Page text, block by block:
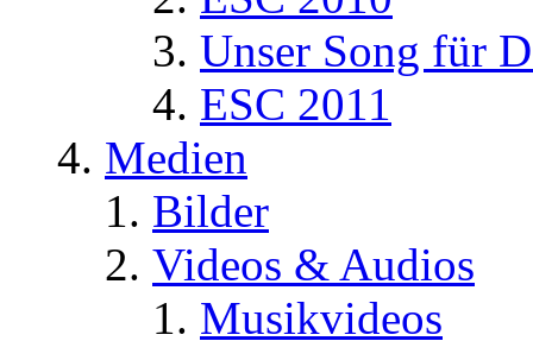
Unser Song für
ESC 2011
Medien
Bilder
Videos & Audios
Musikvideos